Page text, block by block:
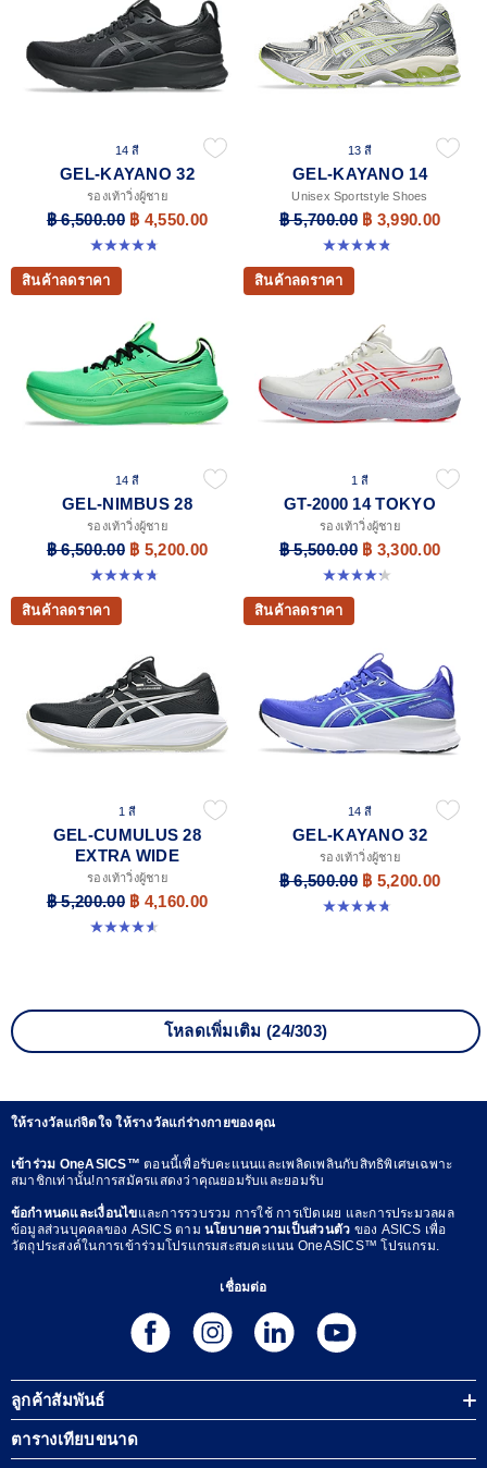
14 สี
GEL-KAYANO 32
รองเท้าวิ่งผู้ชาย
฿ 6,500.00 ฿ 4,550.00
4.8 จาก 5 ดาว 534 รีวิว
13 สี
GEL-KAYANO 14
Unisex Sportstyle Shoes
฿ 5,700.00 ฿ 3,990.00
4.8 จาก 5 ดาว 1721 รีวิว
สินค้าลดราคา
14 สี
GEL-NIMBUS 28
รองเท้าวิ่งผู้ชาย
฿ 6,500.00 ฿ 5,200.00
4.7 จาก 5 ดาว 280 รีวิว
สินค้าลดราคา
1 สี
GT-2000 14 TOKYO
รองเท้าวิ่งผู้ชาย
฿ 5,500.00 ฿ 3,300.00
4.3 จาก 5 ดาว 11 รีวิว
สินค้าลดราคา
1 สี
GEL-CUMULUS 28
EXTRA WIDE
รองเท้าวิ่งผู้ชาย
฿ 5,200.00 ฿ 4,160.00
4.6 จาก 5 ดาว 7 รีวิว
สินค้าลดราคา
14 สี
GEL-KAYANO 32
รองเท้าวิ่งผู้ชาย
฿ 6,500.00 ฿ 5,200.00
4.8 จาก 5 ดาว 534 รีวิว
โหลดเพิ่มเติม (24/303)
ให้รางวัลแก่จิตใจ ให้รางวัลแก่ร่างกายของคุณ
เข้าร่วม OneASICS™ตอนนี้เพื่อรับคะแนนและเพลิดเพลินกับสิทธิพิเศษเฉพาะ
สมาชิกเท่านั้น!การสมัครแสดงว่าคุณยอมรับและยอมรับ
ข้อกำหนดและเงื่อนไขและการรวบรวม การใช้ การเปิดเผย และการประมวลผล
ข้อมูลส่วนบุคคลของ ASICS ตาม นโยบายความเป็นส่วนตัว ของ ASICS เพื่อ
วัตถุประสงค์ในการเข้าร่วมโปรแกรมสะสมคะแนน OneASICS™ โปรแกรม.
เชื่อมต่อ
ลูกค้าสัมพันธ์
ตารางเทียบขนาด